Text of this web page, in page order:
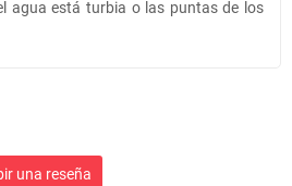
agua está turbia o las puntas de los
una reseña